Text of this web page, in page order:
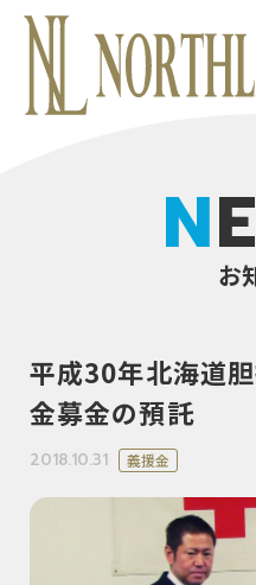
お
平成30年北海道
金募金の預託
2018.10.31 義援金